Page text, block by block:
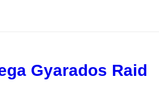
Gyarados Raid